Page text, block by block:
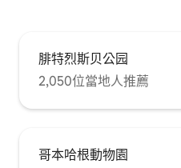
腓特烈斯贝公园
2,050位當地人推薦
哥本哈根動物園